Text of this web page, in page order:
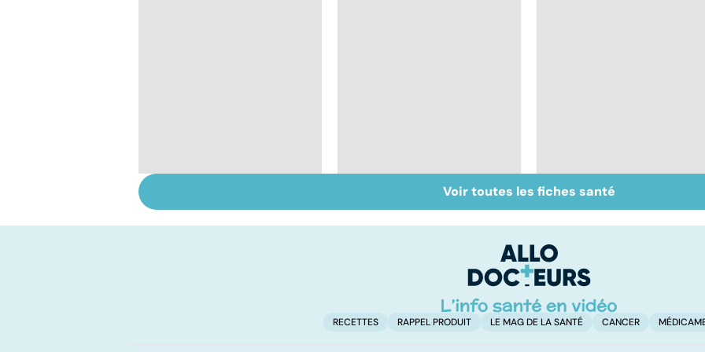
et PMA, des liens
Le sperme : son
odeur, sa couleur, sa
Sexe : comment
retrouver sa libido ?
Voir toutes les fiches santé
RECETTES RAPPEL PRODUIT LE MAG DE LA SANTÉ CANCER